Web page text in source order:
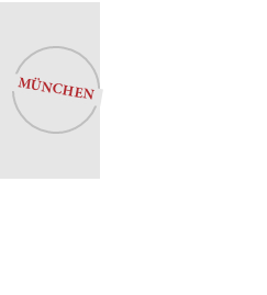
MÜNCHEN